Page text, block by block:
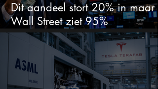
Dit aandeel stort 20% in maar
Wall Street ziet 95%
koerspotentieel